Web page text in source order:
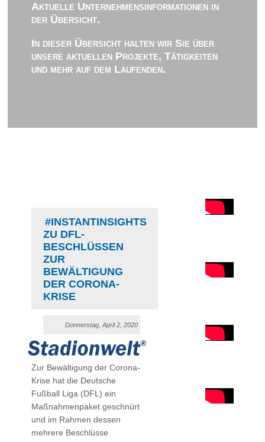
Aktuelle Unternehmensinformationen in
der Übersicht.
In dieser Übersicht halten wir Sie über
unsere aktuellen Projekte, Tätigkeiten
und mehr auf dem Laufenden.
#INSTANTINSIGHTS
ZU DFL-
BESCHLÜSSEN
ZUR
BEWÄLTIGUNG
DER CORONA-
KRISE
Donnerstag, April 2, 2020
Zur Bewältigung der Corona-
Krise hat die Deutsche
Fußball Liga (DFL) ein
Maßnahmenpaket geschnürt
und im Rahmen dessen
mehrere Beschlüsse